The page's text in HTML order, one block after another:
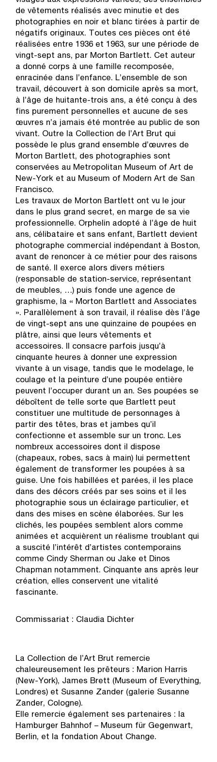
de vêtements réalisés avec minutie et des
photographies en noir et blanc tirées à partir de
négatifs originaux. Toutes ces pièces ont été
réalisées entre 1936 et 1963, sur une période de
vingt-sept ans, par Morton Bartlett. Cet auteur
a donné corps à une famille recomposée,
enracinée dans l’enfance. L’ensemble de son
travail, découvert à son domicile après sa mort,
à l’âge de huitante-trois ans, a été conçu à des
fins purement personnelles et aucune de ses
œuvres n’a jamais été montrée au public de son
vivant. Outre la Collection de l’Art Brut qui
possède le plus grand ensemble d’œuvres de
Morton Bartlett, des photographies sont
conservées au Metropolitan Museum of Art de
New-York et au Museum of Modern Art de San
Francisco.
Les travaux de Morton Bartlett ont vu le jour
dans le plus grand secret, en marge de sa vie
professionnelle. Orphelin adopté à l’âge de huit
ans, célibataire et sans enfant, Bartlett devient
photographe commercial indépendant à Boston,
avant de renoncer à ce métier pour des raisons
de santé. Il exerce alors divers métiers
(responsable de station-service, représentant
de meubles, …) puis fonde une agence de
graphisme, la « Morton Bartlett and Associates
». Parallèlement à son travail, il réalise dès l’âge
de vingt-sept ans une quinzaine de poupées en
plâtre, ainsi que leurs vêtements et
accessoires. Il consacre parfois jusqu’à
cinquante heures à donner une expression
vivante à un visage, tandis que le modelage, le
coulage et la peinture d’une poupée entière
peuvent l’occuper durant un an. Ses poupées se
déboîtent de telle sorte que Bartlett peut
constituer une multitude de personnages à
partir des têtes, bras et jambes qu’il
confectionne et assemble sur un tronc. Les
nombreux accessoires dont il dispose
(chapeaux, robes, sacs à main) lui permettent
également de transformer les poupées à sa
guise. Une fois habillées et parées, il les place
dans des décors créés par ses soins et il les
photographie sous un éclairage particulier, et
dans des mises en scène élaborées. Sur les
clichés, les poupées semblent alors comme
animées et acquièrent un réalisme troublant qui
a suscité l’intérêt d’artistes contemporains
comme Cindy Sherman ou Jake et Dinos
Chapman notamment. Cinquante ans après leur
création, elles conservent une vitalité
fascinante.
Commissariat : Claudia Dichter
La Collection de l’Art Brut remercie
chaleureusement les prêteurs : Marion Harris
(New-York), James Brett (Museum of Everything,
Londres) et Susanne Zander (galerie Susanne
Zander, Cologne).
Elle remercie également ses partenaires : la
Hamburger Bahnhof – Museum für Gegenwart,
Berlin, et la fondation About Change.